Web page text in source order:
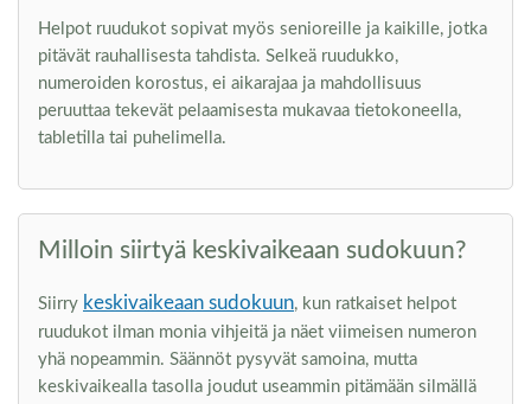
Helpot ruudukot sopivat myös senioreille ja kaikille, jotka
pitävät rauhallisesta tahdista. Selkeä ruudukko,
numeroiden korostus, ei aikarajaa ja mahdollisuus
peruuttaa tekevät pelaamisesta mukavaa tietokoneella,
tabletilla tai puhelimella.
Milloin siirtyä keskivaikeaan sudokuun?
Siirry keskivaikeaan sudokuun, kun ratkaiset helpot
ruudukot ilman monia vihjeitä ja näet viimeisen numeron
yhä nopeammin. Säännöt pysyvät samoina, mutta
keskivaikealla tasolla joudut useammin pitämään silmällä